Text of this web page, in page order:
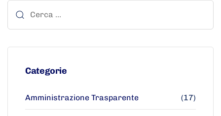
Categorie
Amministrazione Trasparente (17)